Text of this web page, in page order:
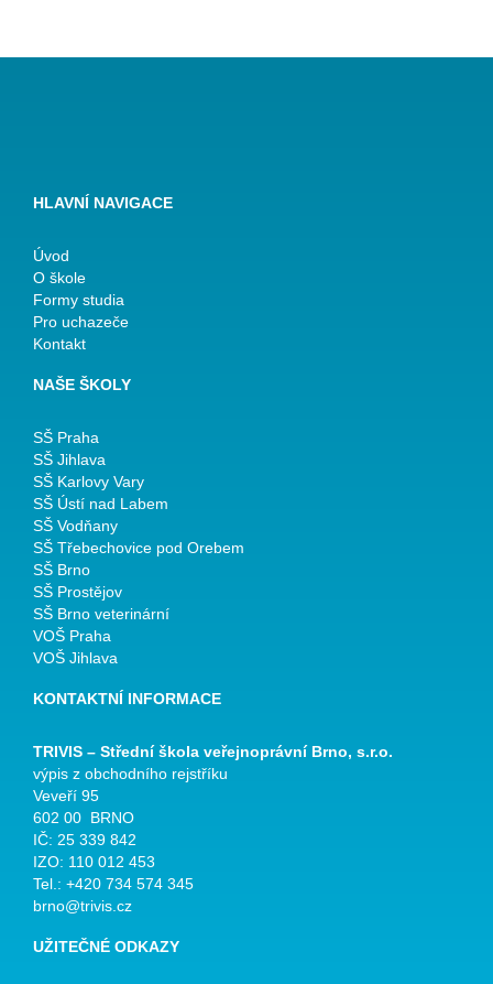
HLAVNÍ NAVIGACE
Úvod
O škole
Formy studia
Pro uchazeče
Kontakt
NAŠE ŠKOLY
SŠ Praha
SŠ Jihlava
SŠ Karlovy Vary
SŠ Ústí nad Labem
SŠ Vodňany
SŠ Třebechovice pod Orebem
SŠ Brno
SŠ Prostějov
SŠ Brno veterinární
VOŠ Praha
VOŠ Jihlava
KONTAKTNÍ INFORMACE
TRIVIS – Střední škola veřejnoprávní Brno, s.r.o.
výpis z obchodního rejstříku
Veveří 95
602 00 BRNO
IČ: 25 339 842
IZO: 110 012 453
Tel.: +420 734 574 345
brno@trivis.cz
UŽITEČNÉ ODKAZY